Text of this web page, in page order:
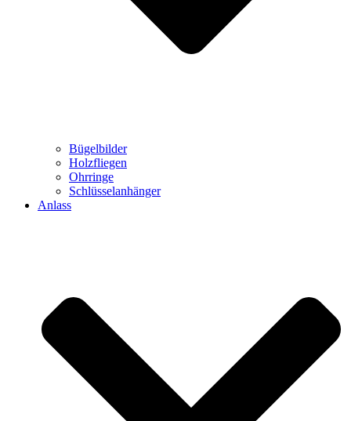
Bügelbilder
Holzfliegen
Ohrringe
Schlüsselanhänger
Anlass